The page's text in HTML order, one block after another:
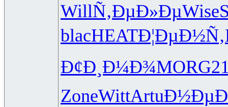
WillÑ‚ÐµÐ»ÐµWise
blacHEATÐ¦ÐµÐ½Ñ‚
Ð¢Ð¸Ð¼Ð¾MORG
ZoneWittArtu